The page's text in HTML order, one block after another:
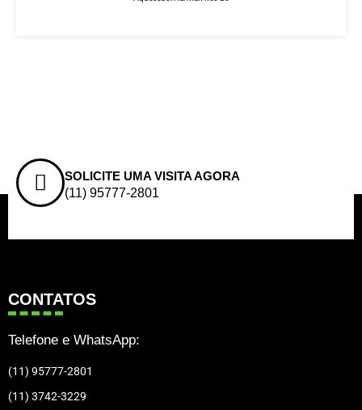
SOLICITE UMA VISITA AGORA
(11) 95777-2801
CONTATOS
Telefone e WhatsApp:
(11) 95777-2801
(11) 3742-3229